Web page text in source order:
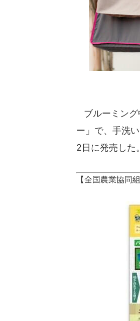
ブルーミング
ー」で、手洗
2日に発売した。
【全国農業協同